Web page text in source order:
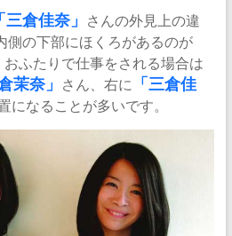
三倉佳奈」
さんの外見上の違
側の下部にほくろがあるのが
おふたりで仕事をされる場合は
茉奈」 さん、右に
「三倉佳
になることが多いです。